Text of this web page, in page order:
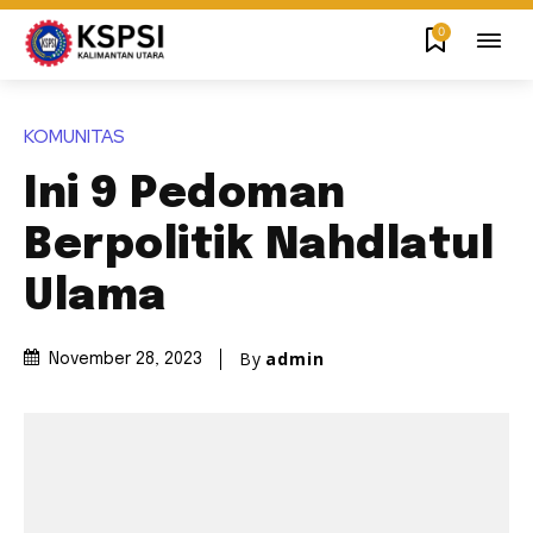
0
KOMUNITAS
Ini 9 Pedoman
Berpolitik Nahdlatul
Ulama
November 28, 2023 By admin